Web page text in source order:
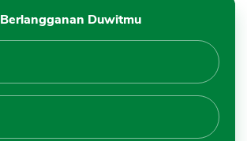
Berlangganan Duwitmu